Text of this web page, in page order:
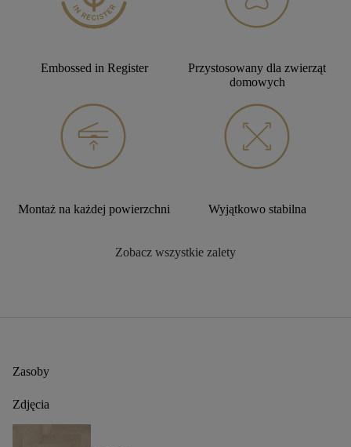
Embossed in Register
Przystosowany dla zwierząt
domowych
Montaż na każdej powierzchni Wyjątkowo stabilna
Zobacz wszystkie zalety
Zasoby
Zdjęcia